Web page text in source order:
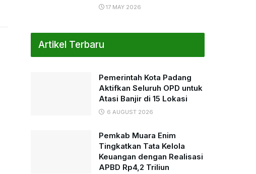
17 MAY 2026
Artikel Terbaru
Pemerintah Kota Padang
Aktifkan Seluruh OPD untuk
Atasi Banjir di 15 Lokasi
6 AUGUST 2026
Pemkab Muara Enim
Tingkatkan Tata Kelola
Keuangan dengan Realisasi
APBD Rp4,2 Triliun